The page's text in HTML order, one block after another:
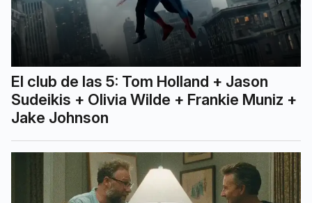
El club de las 5: Tom Holland + Jason
Sudeikis + Olivia Wilde + Frankie Muniz +
Jake Johnson